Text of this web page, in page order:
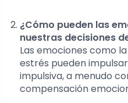
¿Cómo pueden las
nuestras decisiones
Las emociones como
estrés pueden
impulsiva, a menudo
compensación